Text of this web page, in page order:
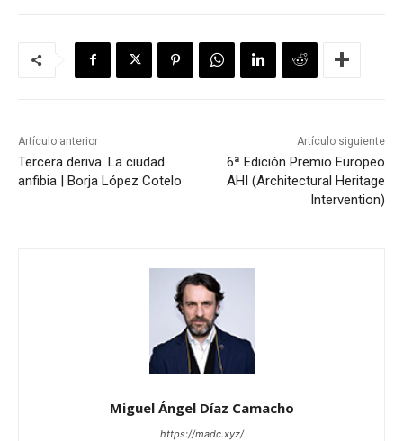
Artículo anterior
Tercera deriva. La ciudad
anfibia | Borja López Cotelo
Artículo siguiente
6ª Edición Premio Europeo
AHI (Architectural Heritage
Intervention)
Miguel Ángel Díaz Camacho
https://madc.xyz/